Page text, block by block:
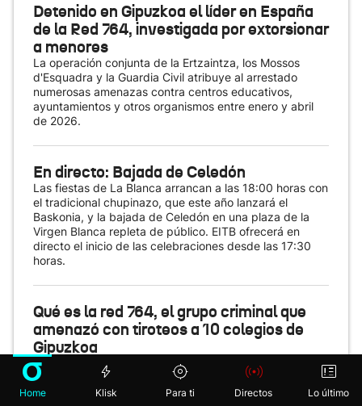
Detenido en Gipuzkoa el líder en España
de la Red 764, investigada por extorsionar
a menores
La operación conjunta de la Ertzaintza, los Mossos
d'Esquadra y la Guardia Civil atribuye al arrestado
numerosas amenazas contra centros educativos,
ayuntamientos y otros organismos entre enero y abril
de 2026.
En directo: Bajada de Celedón
Las fiestas de La Blanca arrancan a las 18:00 horas con
el tradicional chupinazo, que este año lanzará el
Baskonia, y la bajada de Celedón en una plaza de la
Virgen Blanca repleta de público. EITB ofrecerá en
directo el inicio de las celebraciones desde las 17:30
horas.
Qué es la red 764, el grupo criminal que
amenazó con tiroteos a 10 colegios de
Gipuzkoa
La Ertzaintza, junto a los Mossos d'Esquadra y la
Guardia Civil, ha detenido en Gipuzkoa a un menor de
17 años considerado el principal referente en el Estado
Home Klisk Para ti Directos Lo último